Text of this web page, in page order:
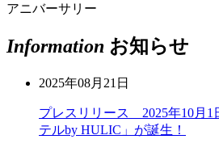
アニバーサリー
Information お知らせ
2025年08月21日
プレスリリース 2025年10月1
テルby HULIC」が誕生！